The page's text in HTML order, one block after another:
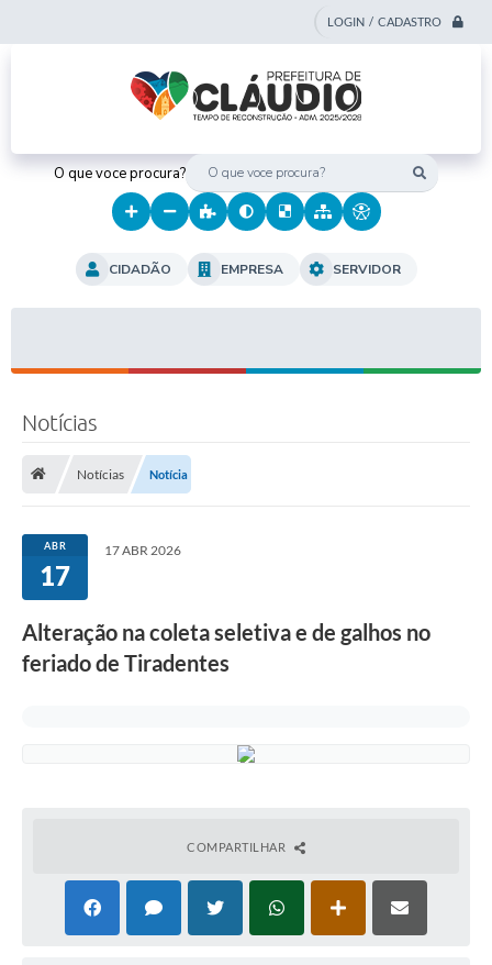
LOGIN / CADASTRO
O que voce procura?
CIDADÃO EMPRESA SERVIDOR
Notícias
Notícias Notícia
ABR
17
17 ABR 2026
Alteração na coleta seletiva e de galhos no
feriado de Tiradentes
COMPARTILHAR